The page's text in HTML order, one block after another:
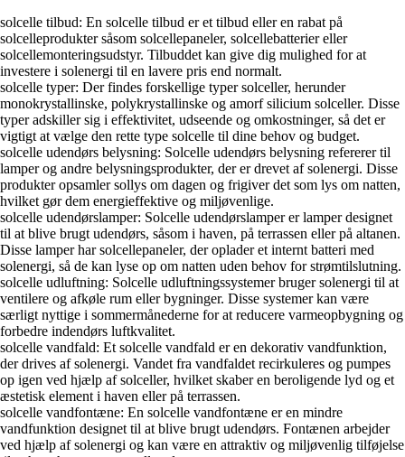
solcelle tilbud: En solcelle tilbud er et tilbud eller en rabat på
solcelleprodukter såsom solcellepaneler, solcellebatterier eller
solcellemonteringsudstyr. Tilbuddet kan give dig mulighed for at
investere i solenergi til en lavere pris end normalt.
solcelle typer: Der findes forskellige typer solceller, herunder
monokrystallinske, polykrystallinske og amorf silicium solceller. Disse
typer adskiller sig i effektivitet, udseende og omkostninger, så det er
vigtigt at vælge den rette type solcelle til dine behov og budget.
solcelle udendørs belysning: Solcelle udendørs belysning refererer til
lamper og andre belysningsprodukter, der er drevet af solenergi. Disse
produkter opsamler sollys om dagen og frigiver det som lys om natten,
hvilket gør dem energieffektive og miljøvenlige.
solcelle udendørslamper: Solcelle udendørslamper er lamper designet
til at blive brugt udendørs, såsom i haven, på terrassen eller på altanen.
Disse lamper har solcellepaneler, der oplader et internt batteri med
solenergi, så de kan lyse op om natten uden behov for strømtilslutning.
solcelle udluftning: Solcelle udluftningssystemer bruger solenergi til at
ventilere og afkøle rum eller bygninger. Disse systemer kan være
særligt nyttige i sommermånederne for at reducere varmeopbygning og
forbedre indendørs luftkvalitet.
solcelle vandfald: Et solcelle vandfald er en dekorativ vandfunktion,
der drives af solenergi. Vandet fra vandfaldet recirkuleres og pumpes
op igen ved hjælp af solceller, hvilket skaber en beroligende lyd og et
æstetisk element i haven eller på terrassen.
solcelle vandfontæne: En solcelle vandfontæne er en mindre
vandfunktion designet til at blive brugt udendørs. Fontænen arbejder
ved hjælp af solenergi og kan være en attraktiv og miljøvenlig tilføjelse